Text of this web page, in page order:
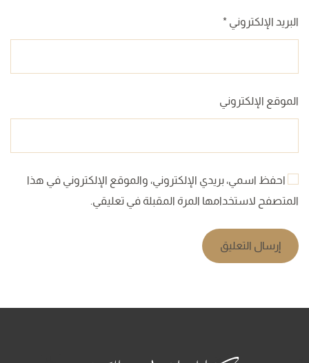
البريد الإلكتروني *
الموقع الإلكتروني
احفظ اسمي، بريدي الإلكتروني، والموقع الإلكتروني في هذا
المتصفح لاستخدامها المرة المقبلة في تعليقي.
إرسال التعليق